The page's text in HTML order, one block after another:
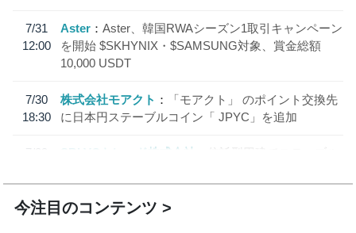
7/31
12:00
Aster
Aster、韓国RWAシーズン1取引キャンペーン
を開始 $SKHYNIX・$SAMSUNG対象、賞金総額
10,000 USDT
7/30
18:30
株式会社モアクト
「モアクト」 のポイント交換先
に日本円ステーブルコイン「 JPYC」を追加
7/29
SBI VCトレード株式会社
信託型円建てステーブル
今注目のコンテンツ